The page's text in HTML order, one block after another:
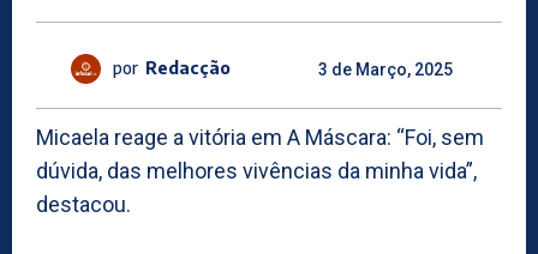
por Redacção 3 de Março, 2025
Micaela reage a vitória em A Máscara: “Foi, sem
dúvida, das melhores vivências da minha vida”,
destacou.